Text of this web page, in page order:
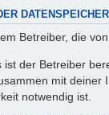
Betreiber, die
ist der Betreiber
mit
notwendig ist.